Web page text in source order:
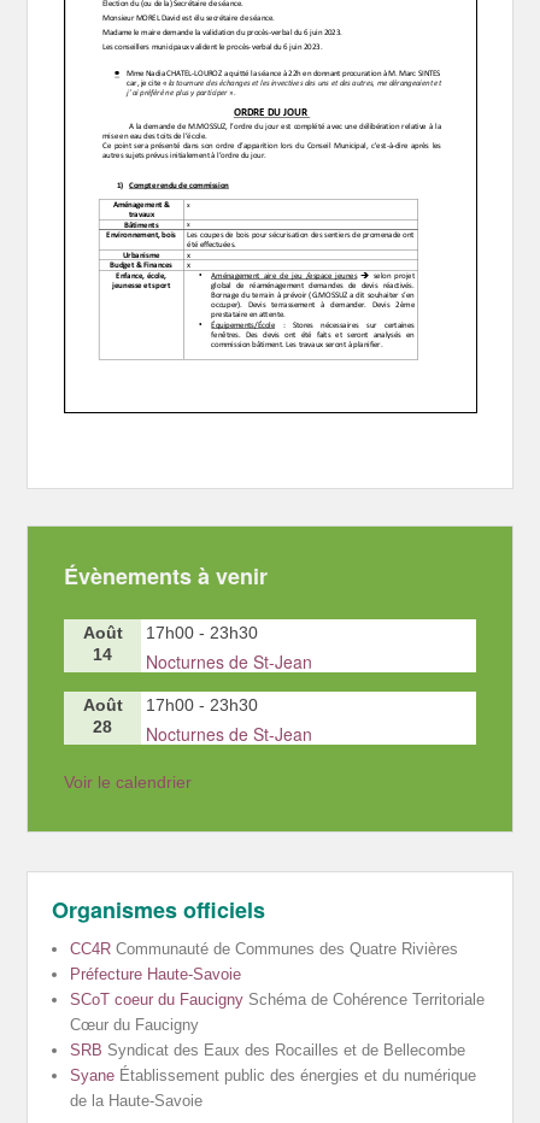
Évènements à venir
Août
14
17h00 -23h30
Nocturnes de St-Jean
Août
28
17h00 -23h30
Nocturnes de St-Jean
Voir le calendrier
Organismes officiels
CC4R Communauté de Communes des Quatre Rivières
Préfecture Haute-Savoie
SCoT coeur du Faucigny Schéma de Cohérence Territoriale
Cœur du Faucigny
SRB Syndicat des Eaux des Rocailles et de Bellecombe
Syane Établissement public des énergies et du numérique
de la Haute-Savoie